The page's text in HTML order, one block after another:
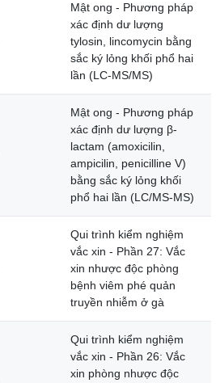
Mật ong - Phương pháp
xác định dư lượng
tylosin, lincomycin bằng
sắc ký lỏng khối phổ hai
lần (LC-MS/MS)
Mật ong - Phương pháp
xác định dư lượng β-
lactam (amoxicilin,
ampicilin, penicilline V)
bằng sắc ký lỏng khối
phổ hai lần (LC/MS-MS)
Qui trình kiểm nghiệm
vắc xin - Phần 27: Vắc
xin nhược độc phòng
bệnh viêm phé quản
truyền nhiễm ở gà
Qui trình kiểm nghiệm
vắc xin - Phần 26: Vắc
xin phòng nhược độc